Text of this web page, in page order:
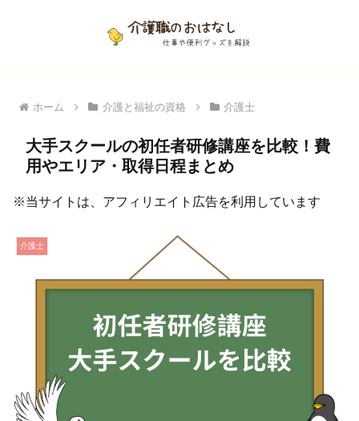
ホーム 介護と福祉の資格 介護士
大手スクールの初任者研修講座を比較！費
用やエリア・取得日程まとめ
※当サイトは、アフィリエイト広告を利用しています
介護士